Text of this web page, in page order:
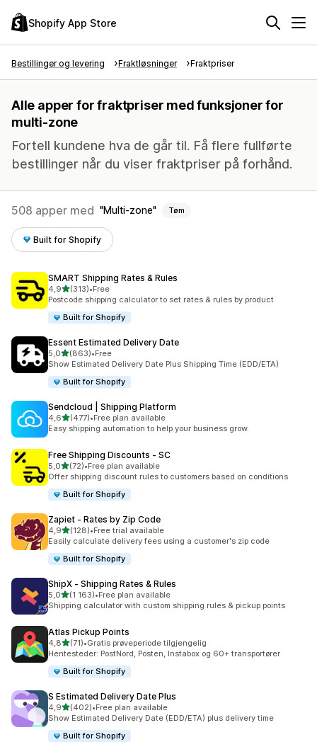
Shopify App Store
Bestillinger og levering Fraktløsninger Fraktpriser
Alle apper for fraktpriser med funksjoner for
multi-zone
Fortell kundene hva de går til. Få flere fullførte
bestillinger når du viser fraktpriser på forhånd.
508 apper med Multi-zone Tøm
Built for Shopify
SMART Shipping Rates & Rules
4,9av 5 stjerner
(313)
Totalt 313 omtaler
•Free
Postcode shipping calculator to set rates & rules by product
Built for Shopify
Essent Estimated Delivery Date
5,0av 5 stjerner
(863)
Totalt 863 omtaler
•Free
Show Estimated Delivery Date Plus Shipping Time (EDD/ETA)
Built for Shopify
Sendcloud | Shipping Platform
4,6av 5 stjerner
(477)
Totalt 477 omtaler
•Free plan available
Easy shipping automation to help your business grow.
Free Shipping Discounts ‑ SC
5,0av 5 stjerner
(72)
Totalt 72 omtaler
•Free plan available
Offer shipping discount rules to customers based on conditions
Built for Shopify
Zapiet ‑ Rates by Zip Code
4,9av 5 stjerner
(128)
Totalt 128 omtaler
•Free trial available
Easily calculate delivery fees using a customer's zip code
Built for Shopify
ShipX ‑ Shipping Rates & Rules
5,0av 5 stjerner
(1 163)
Totalt 1163 omtaler
•Free plan available
Shipping calculator with custom shipping rules & pickup points
Atlas Pickup Points
4,8av 5 stjerner
(71)
Totalt 71 omtaler
•Gratis prøveperiode tilgjengelig
Hentesteder: PostNord, Posten, Instabox og 60+ transportører
Built for Shopify
S Estimated Delivery Date Plus
4,9av 5 stjerner
(402)
Totalt 402 omtaler
•Free plan available
Show Estimated Delivery Date (EDD/ETA) plus delivery time
Built for Shopify